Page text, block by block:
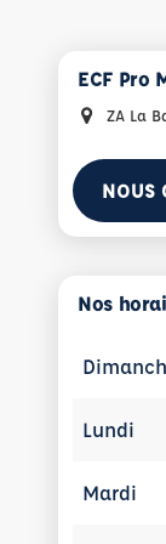
ECF Pro
ZA La
NOUS
Nos
Lundi
Mardi